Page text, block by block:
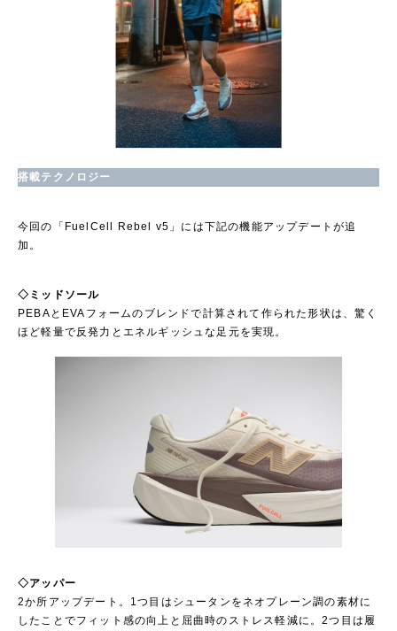
搭載テクノロジー
今回の「FuelCell Rebel v5」には下記の機能アップデートが追
加。
◇ミッドソール
PEBAとEVAフォームのブレンドで計算されて作られた形状は、驚く
ほど軽量で反発力とエネルギッシュな足元を実現。
◇アッパー
2か所アップデート。1つ目はシュータンをネオプレーン調の素材に
したことでフィット感の向上と屈曲時のストレス軽減に。2つ目は履